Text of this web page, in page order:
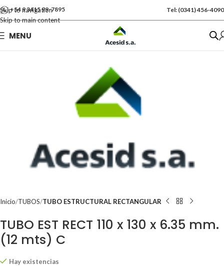
Skip to navigation
Skip to main content
+54 9 3415 99-7895 Tel: (0341) 456-4090
MENU
Inicio TUBOS TUBO ESTRUCTURAL RECTANGULAR
TUBO EST RECT 110 x 130 x 6.35 mm.
(12 mts) C
Se vende por Und
Hay existencias